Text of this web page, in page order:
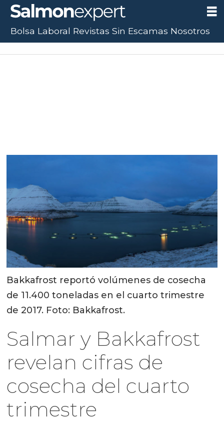
Bakkafrost reportó volúmenes de cosecha
de 11.400 toneladas en el cuarto trimestre
de 2017. Foto: Bakkafrost.
Salmar y Bakkafrost
revelan cifras de
cosecha del cuarto
trimestre
Bolsa Laboral Revistas Sin Escamas Nosotros